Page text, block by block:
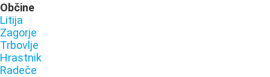
Občine
Litija
Zagorje
Trbovlje
Hrastnik
Radeče